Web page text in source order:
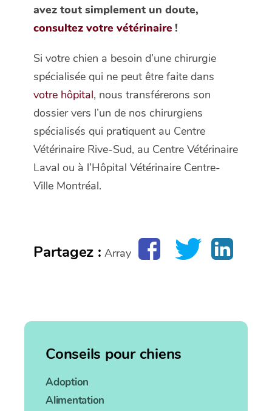
avez tout simplement un doute,
consultez votre vétérinaire !
Si votre chien a besoin d’une chirurgie
spécialisée qui ne peut être faite dans
votre hôpital, nous transférerons son
dossier vers l’un de nos chirurgiens
spécialisés qui pratiquent au Centre
Vétérinaire Rive-Sud, au Centre Vétérinaire
Laval ou à l’Hôpital Vétérinaire Centre-
Ville Montréal.
Partagez : Array
Conseils pour chiens
Adoption
Alimentation